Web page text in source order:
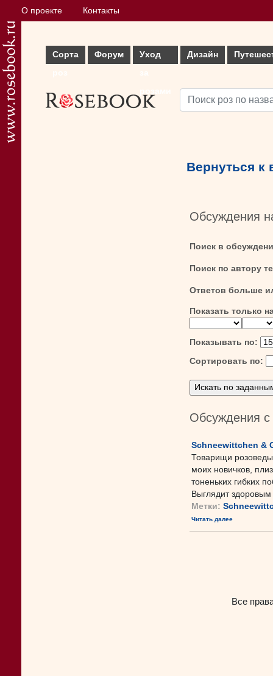
О проекте Контакты
Сорта
Форум
Уход
Дизайн
Вернуться к
Обсуждения
Поиск в
Поиск по автору
Ответов больше
Показать только
Показывать по:
Сортировать по:
Обсуждения
Schneewittchen &
Товарищи
моих новичков,
тоненьких гибких
Выглядит
Метки:
Читать далее
Все